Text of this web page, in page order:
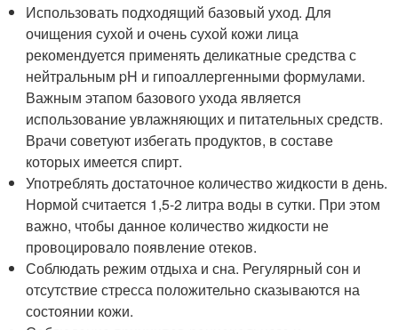
Использовать подходящий базовый уход. Для
очищения сухой и очень сухой кожи лица
рекомендуется применять деликатные средства с
нейтральным pH и гипоаллергенными формулами.
Важным этапом базового ухода является
использование увлажняющих и питательных средств.
Врачи советуют избегать продуктов, в составе
которых имеется спирт.
Употреблять достаточное количество жидкости в день.
Нормой считается 1,5-2 литра воды в сутки. При этом
важно, чтобы данное количество жидкости не
провоцировало появление отеков.
Соблюдать режим отдыха и сна. Регулярный сон и
отсутствие стресса положительно сказываются на
состоянии кожи.